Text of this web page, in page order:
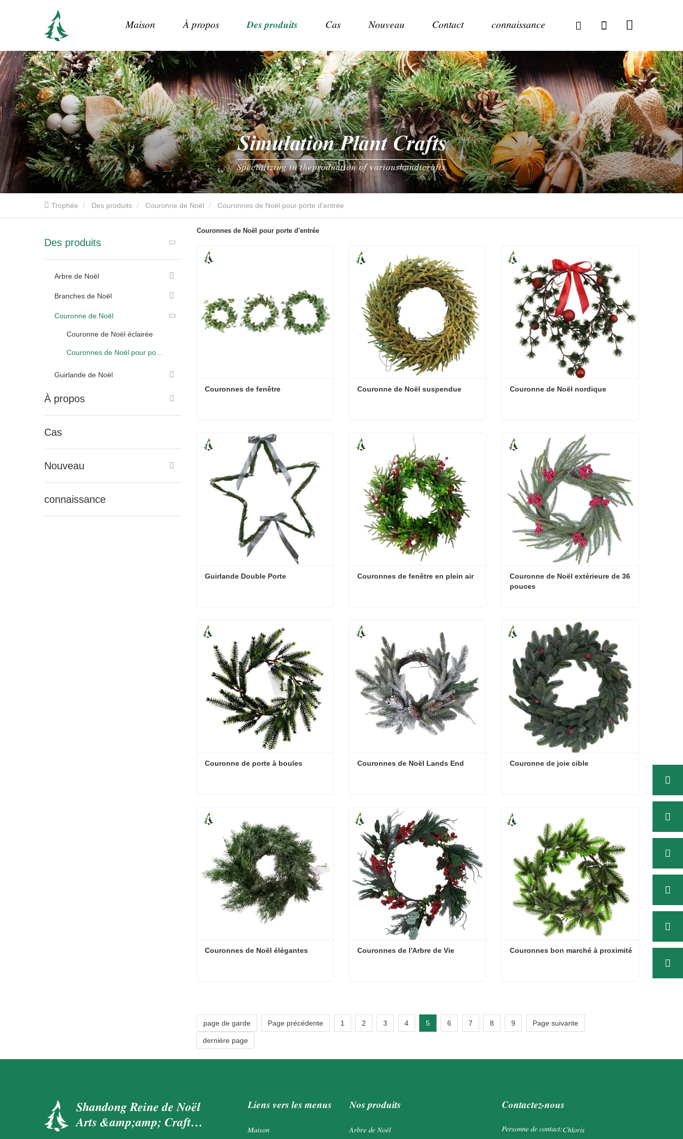
Maison À propos Des produits Cas Nouveau Contact connaissance
Trophée Des produits Couronne de Noël Couronnes de Noël pour porte d'entrée
Des produits
Arbre de Noël
Branches de Noël
Couronne de Noël
Couronne de Noël éclairée
Guirlande de Noël
À propos
Cas
Nouveau
connaissance
Couronnes de Noël pour porte d'entrée
Couronnes de fenêtre
Contacter maintenant
Couronne de Noël suspendue
Contacter maintenant
Couronne de Noël nordique
Contacter maintenant
Guirlande Double Porte
Contacter maintenant
Couronnes de fenêtre en plein air
Contacter maintenant
Couronne de Noël extérieure de 36
pouces
Contacter maintenant
Couronne de porte à boules
Contacter maintenant
Couronnes de Noël Lands End
Contacter maintenant
Couronne de joie cible
Contacter maintenant
Couronnes de Noël élégantes Couronnes de l'Arbre de Vie Couronnes bon marché à proximité
page de garde
Page précédente 1 2 3 4 5 6 7 8 9 Page suivante
dernière page
Shandong Reine de Noël
Arts &amp;amp; Crafts
Liens vers les menus
Maison
Nos produits
Arbre de Noël
Contactez-nous
Personne de contact:Chloris